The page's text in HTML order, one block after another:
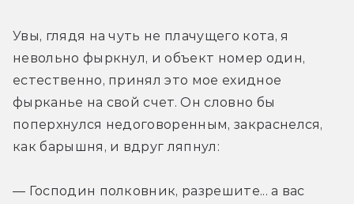
Увы, глядя на чуть не плачущего кота, я
невольно фыркнул, и объект номер один,
естественно, принял это мое ехидное
фырканье на свой счет. Он словно бы
поперхнулся недоговоренным, закраснелся,
как барышня, и вдруг ляпнул:
— Господин полковник, разрешите... а вас